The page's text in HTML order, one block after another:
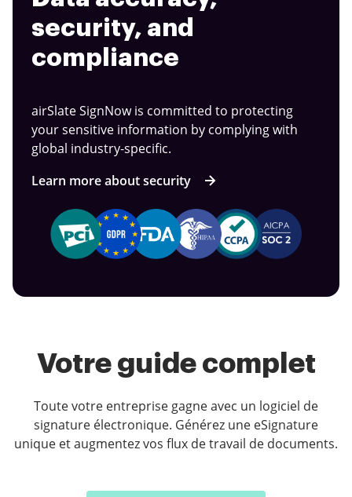
security, and
compliance
airSlate SignNow is committed to protecting
your sensitive information by complying with
global industry-specific.
Learn more about security
Votre guide complet
Toute votre entreprise gagne avec un logiciel de
signature électronique. Générez une eSignature
unique et augmentez vos flux de travail de documents.